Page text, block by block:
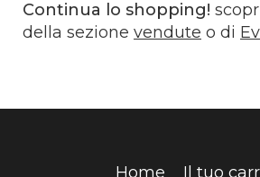
Continua lo shopping!
della sezione vendute o di
Home
Il tuo